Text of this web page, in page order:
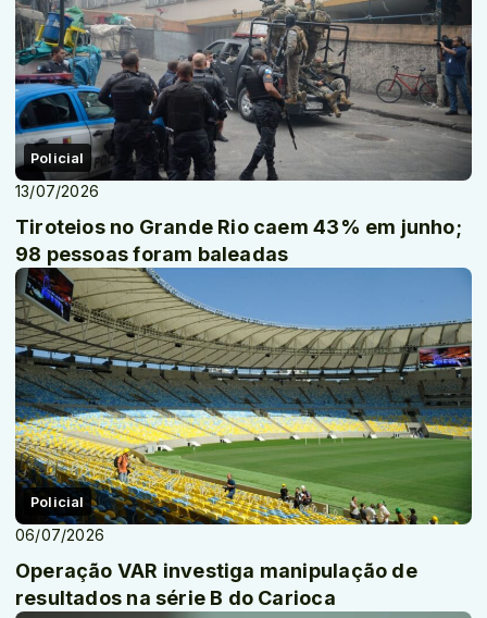
Policial
13/07/2026
Tiroteios no Grande Rio caem 43% em junho;
98 pessoas foram baleadas
Policial
06/07/2026
Operação VAR investiga manipulação de
resultados na série B do Carioca